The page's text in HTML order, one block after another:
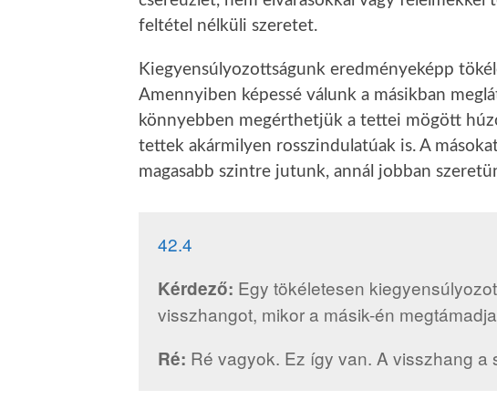
feltétel nélküli szeretet.
Kiegyensúlyozottságunk eredményeképp
Amennyiben képessé válunk a másikban
könnyebben megérthetjük a tettei mögött
tettek akármilyen rosszindulatúak is. A
magasabb szintre jutunk, annál jobban
42.4
Kérdező: Egy tökéletesen
visszhangot, mikor a másik-én
Ré: Ré vagyok. Ez így van. A visszhang a